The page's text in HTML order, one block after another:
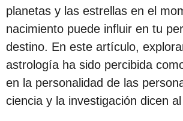
i
ó
planetas y las estrellas en el
nacimiento puede influir en tu
destino. En este artículo,
astrología ha sido percibida
en la personalidad de las
ciencia y la investigación dicen